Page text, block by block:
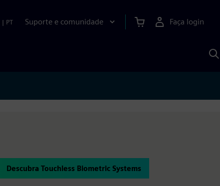
| PT Suporte e comunidade Faça login
Descubra Touchless Biometric Systems